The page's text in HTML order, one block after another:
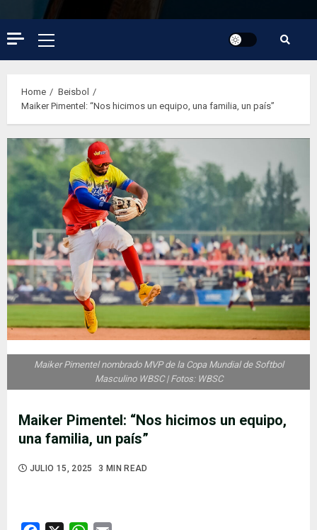
Primary
Menu
Home
Beisbol
Maiker Pimentel: “Nos hicimos un equipo, una familia, un país”
Maiker Pimentel: “Nos hicimos un equipo,
una familia, un país”
JULIO 15, 2025 3 MIN READ
Maiker Pimentel nombrado MVP de la Copa Mundial de Softbol
Masculino WBSC | Fotos: WBSC